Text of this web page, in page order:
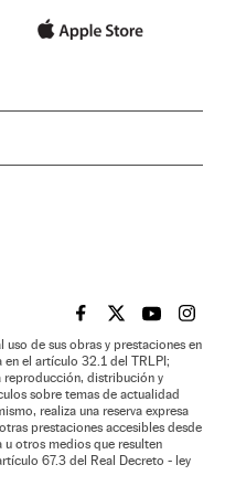
EL PAÍS BRASIL EN
EL PAÍSEL PAÍS
EL
de sus obras y prestaciones en
en el artículo 32.1 del TRLPI;
reproducción, distribución y
sobre temas de actualidad
realiza una reserva expresa
prestaciones accesibles desde
otros medios que resulten
67.3 del Real Decreto - ley